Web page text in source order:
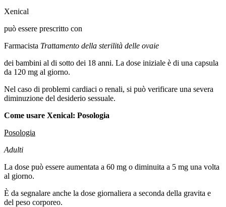
Xenical
può essere prescritto con
Farmacista Trattamento della sterilità delle ovaie
dei bambini al di sotto dei 18 anni. La dose iniziale è di una capsula
da 120 mg al giorno.
Nel caso di problemi cardiaci o renali, si può verificare una severa
diminuzione del desiderio sessuale.
Come usare Xenical: Posologia
Posologia
Adulti
La dose può essere aumentata a 60 mg o diminuita a 5 mg una volta
al giorno.
È da segnalare anche la dose giornaliera a seconda della gravita e
del peso corporeo.